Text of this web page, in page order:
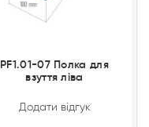
PF1.01-07 Полка для
взуття ліва
Додати відгук